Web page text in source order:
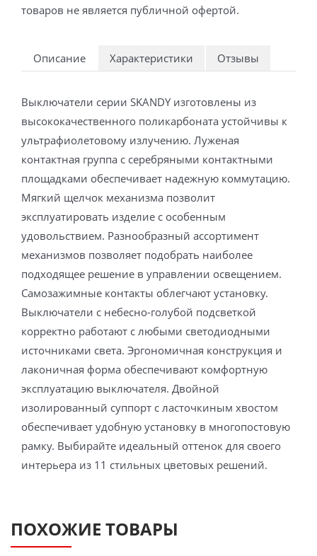
товаров не является публичной офертой.
Описание Характеристики Отзывы
Выключатели серии SKANDY изготовлены из
высококачественного поликарбоната устойчивы к
ультрафиолетовому излучению. Луженая
контактная группа с серебряными контактными
площадками обеспечивает надежную коммутацию.
Мягкий щелчок механизма позволит
эксплуатировать изделие с особенным
удовольствием. Разнообразный ассортимент
механизмов позволяет подобрать наиболее
подходящее решение в управлении освещением.
Самозажимные контакты облегчают установку.
Выключатели с небесно-голубой подсветкой
корректно работают с любыми светодиодными
источниками света. Эргономичная конструкция и
лаконичная форма обеспечивают комфортную
эксплуатацию выключателя. Двойной
изолированный суппорт с ласточкиным хвостом
обеспечивает удобную установку в многопостовую
рамку. Выбирайте идеальный оттенок для своего
интерьера из 11 стильных цветовых решений.
ПОХОЖИЕ ТОВАРЫ